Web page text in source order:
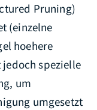
Pruning)
(einzelne
hoehere
spezielle
um
umgesetzt